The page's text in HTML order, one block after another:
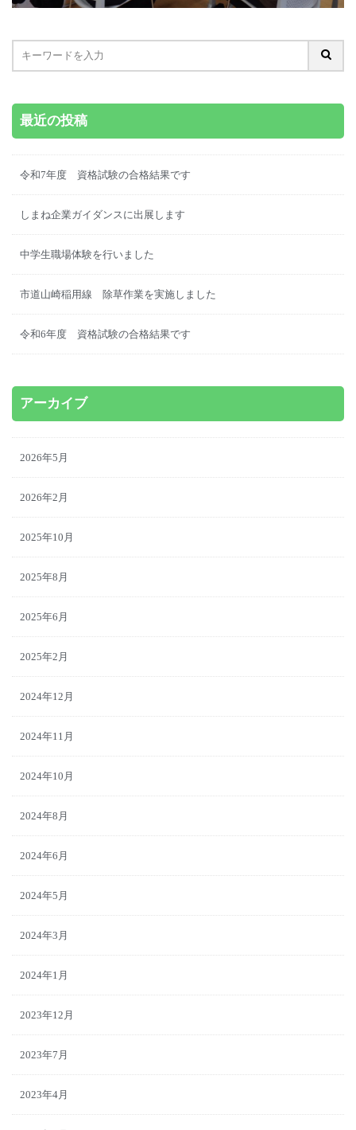
最近の投稿
令和7年度 資格試験の合格結果です
しまね企業ガイダンスに出展します
中学生職場体験を行いました
市道山崎稲用線 除草作業を実施しました
令和6年度 資格試験の合格結果です
アーカイブ
2026年5月
2026年2月
2025年10月
2025年8月
2025年6月
2025年2月
2024年12月
2024年11月
2024年10月
2024年8月
2024年6月
2024年5月
2024年3月
2024年1月
2023年12月
2023年7月
2023年4月